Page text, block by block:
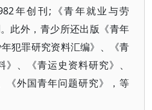
年创刊;《青年就业与劳
此外，青少所还出版《青年
犯罪研究资料汇编》、《青
、《青运史资料研究》、
《外国青年问题研究》，等